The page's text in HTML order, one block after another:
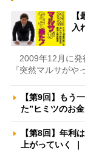
入
2009年12月に発
『突然マルサがや
【第9回】もう
た”ヒミツのお
【第8回】年利
上がっていく